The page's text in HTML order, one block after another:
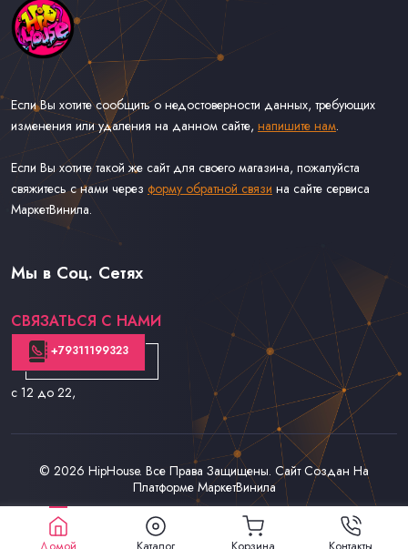
Если Вы хотите сообщить о недостоверности данных, требующих
изменения или удаления на данном сайте, напишите нам.
Если Вы хотите такой же сайт для своего магазина, пожалуйста
свяжитесь с нами через форму обратной связи на сайте сервиса
МаркетВинила.
Каталог Музыки на Виниле В Наличии
Доставка и Оплата
Мы в Соц. Сетях
СВЯЗАТЬСЯ С НАМИ
+79311199323
с 12 до 22,
© 2026 HipHouse. Все Права Защищены. Сайт Создан На
Платформе МаркетВинила